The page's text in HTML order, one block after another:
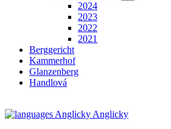
2024
2023
2022
2021
Berggericht
Kammerhof
Glanzenberg
Handlová
Anglicky